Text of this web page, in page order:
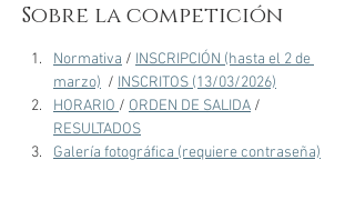
Sobre la competición
Normativa / INSCRIPCIÓN (hasta el 2 de
marzo) / INSCRITOS (13/03/2026)
HORARIO / ORDEN DE SALIDA /
RESULTADOS
Galería fotográfica (requiere contraseña)